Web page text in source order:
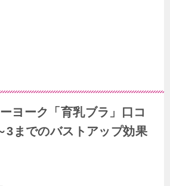
ヨーク「育乳ブラ」口コ
3までのバストアップ効果